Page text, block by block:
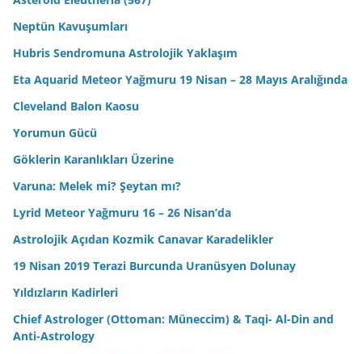
Neptün Kavuşumları
Hubris Sendromuna Astrolojik Yaklaşım
Eta Aquarid Meteor Yağmuru 19 Nisan – 28 Mayıs Aralığında
Cleveland Balon Kaosu
Yorumun Gücü
Göklerin Karanlıkları Üzerine
Varuna: Melek mi? Şeytan mı?
Lyrid Meteor Yağmuru 16 – 26 Nisan’da
Astrolojik Açıdan Kozmik Canavar Karadelikler
19 Nisan 2019 Terazi Burcunda Uranüsyen Dolunay
Yıldızların Kadirleri
Chief Astrologer (Ottoman: Müneccim) & Taqi- Al-Din and
Anti-Astrology